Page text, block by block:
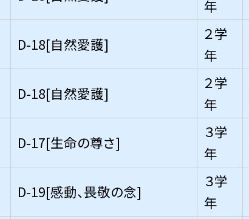
年
D-18[自然愛護]
２学
年
D-18[自然愛護]
２学
年
D-17[生命の尊さ]
３学
年
D-19[感動、畏敬の念]
３学
年